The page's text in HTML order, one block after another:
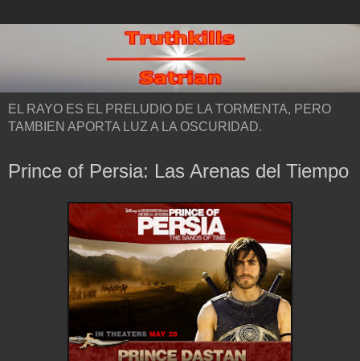
EL RAYO ES EL PRELUDIO DE LA TORMENTA, PERO
TAMBIEN APORTA LUZ A LA OSCURIDAD.
Prince of Persia: Las Arenas del Tiempo